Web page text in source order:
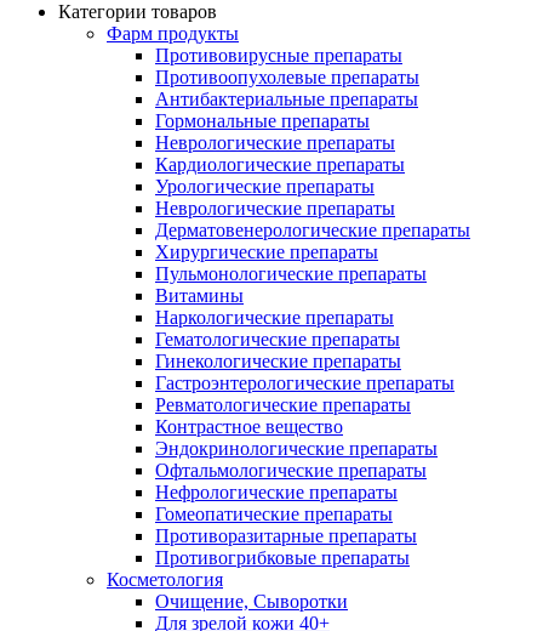
Категории товаров
Фарм продукты
Противовирусные препараты
Противоопухолевые препараты
Антибактериальные препараты
Гормональные препараты
Неврологические препараты
Кардиологические препараты
Урологические препараты
Неврологические препараты
Дерматовенерологические препараты
Хирургические препараты
Пульмонологические препараты
Витамины
Наркологические препараты
Гематологические препараты
Гинекологические препараты
Гастроэнтерологические препараты
Ревматологические препараты
Контрастное вещество
Эндокринологические препараты
Офтальмологические препараты
Нефрологические препараты
Гомеопатические препараты
Противоразитарные препараты
Противогрибковые препараты
Косметология
Очищение, Сыворотки
Для зрелой кожи 40+